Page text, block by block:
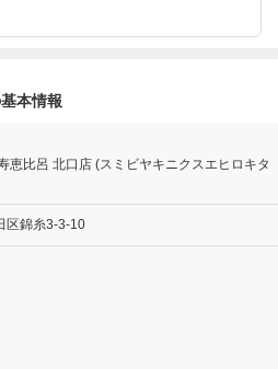
本情報
恵比呂 北口店 (スミビヤキニクスエヒロキタ
区錦糸3-3-10